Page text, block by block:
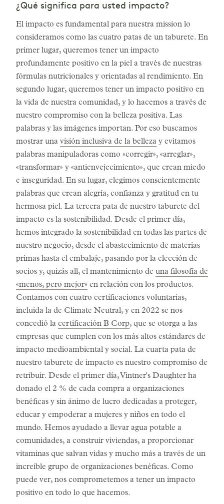
¿Qué significa para usted impacto?
El impacto es fundamental para nuestra mission lo
consideramos como las cuatro patas de un taburete. En
primer lugar, queremos tener un impacto
profundamente positivo en la piel a través de nuestras
fórmulas nutricionales y orientadas al rendimiento. En
segundo lugar, queremos tener un impacto positivo en
la vida de nuestra comunidad, y lo hacemos a través de
nuestro compromiso con la belleza positiva. Las
palabras y las imágenes importan. Por eso buscamos
mostrar una visión inclusiva de la belleza y evitamos
palabras manipuladoras como «corregir», «arreglar»,
«transformar» y «antienvejecimiento», que crean miedo
e inseguridad. En su lugar, elegimos conscientemente
palabras que crean alegría, confianza y gratitud en tu
hermosa piel. La tercera pata de nuestro taburete del
impacto es la sostenibilidad. Desde el primer día,
hemos integrado la sostenibilidad en todas las partes de
nuestro negocio, desde el abastecimiento de materias
primas hasta el embalaje, pasando por la elección de
socios y, quizás all, el mantenimiento de una filosofía de
«menos, pero mejor» en relación con los productos.
Contamos con cuatro certificaciones voluntarias,
incluida la de Climate Neutral, y en 2022 se nos
concedió la certificación B Corp, que se otorga a las
empresas que cumplen con los más altos estándares de
impacto medioambiental y social. La cuarta pata de
nuestro taburete de impacto es nuestro compromiso de
retribuir. Desde el primer día, Vintner's Daughter ha
donado el 2 % de cada compra a organizaciones
benéficas y sin ánimo de lucro dedicadas a proteger,
educar y empoderar a mujeres y niños en todo el
mundo. Hemos ayudado a llevar agua potable a
comunidades, a construir viviendas, a proporcionar
vitaminas que salvan vidas y mucho más a través de un
increíble grupo de organizaciones benéficas. Como
puede ver, nos comprometemos a tener un impacto
positivo en todo lo que hacemos.